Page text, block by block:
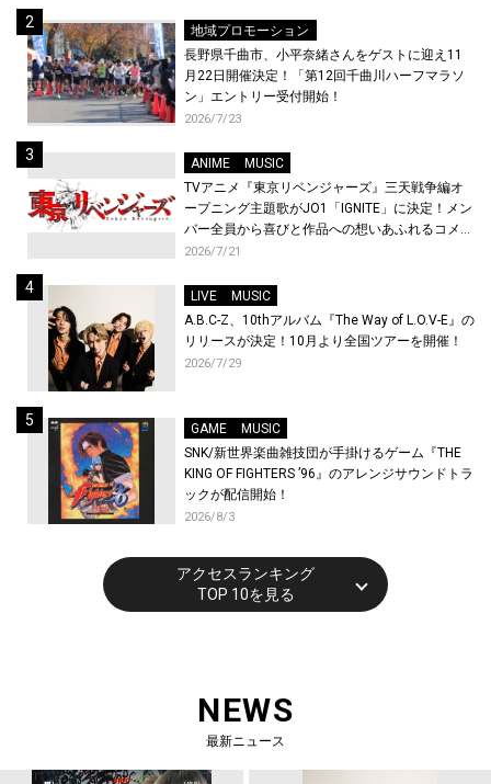
地域プロモーション
長野県千曲市、小平奈緒さんをゲストに迎え11
月22日開催決定！「第12回千曲川ハーフマラソ
ン」エントリー受付開始！
2026/7/23
ANIME
MUSIC
TVアニメ『東京リベンジャーズ』三天戦争編オ
ープニング主題歌がJO1「IGNITE」に決定！メン
バー全員から喜びと作品への想いあふれるコメン
トが到着！9月に東京・大阪で先行上映会を開
2026/7/21
LIVE
MUSIC
A.B.C-Z、10thアルバム『The Way of L.O.V-E』の
リリースが決定！10月より全国ツアーを開催！
2026/7/29
GAME
MUSIC
SNK/新世界楽曲雑技団が手掛けるゲーム『THE
KING OF FIGHTERS ’96』のアレンジサウンドトラ
ックが配信開始！
2026/8/3
アクセスランキング
TOP 10を見る
NEWS
最新ニュース